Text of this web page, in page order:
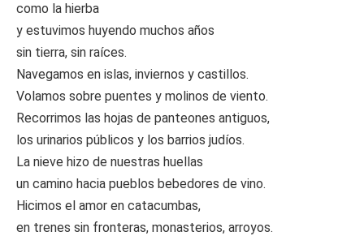
como la hierba
y estuvimos huyendo muchos años
sin tierra, sin raíces.
Navegamos en islas, inviernos y castillos.
Volamos sobre puentes y molinos de viento.
Recorrimos las hojas de panteones antiguos,
los urinarios públicos y los barrios judíos.
La nieve hizo de nuestras huellas
un camino hacia pueblos bebedores de vino.
Hicimos el amor en catacumbas,
en trenes sin fronteras, monasterios, arroyos.